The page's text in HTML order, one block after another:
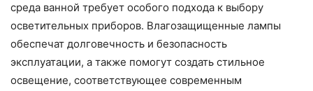
среда ванной требует особого подхода к выбору
осветительных приборов. Влагозащищенные лампы
обеспечат долговечность и безопасность
эксплуатации, а также помогут создать стильное
освещение, соответствующее современным